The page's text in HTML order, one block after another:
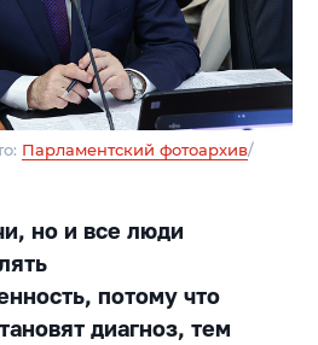
Парламентский фотоархив/
но и все люди
потому что
диагноз, тем